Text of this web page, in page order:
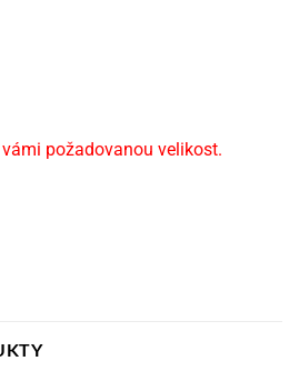
požadovanou velikost.